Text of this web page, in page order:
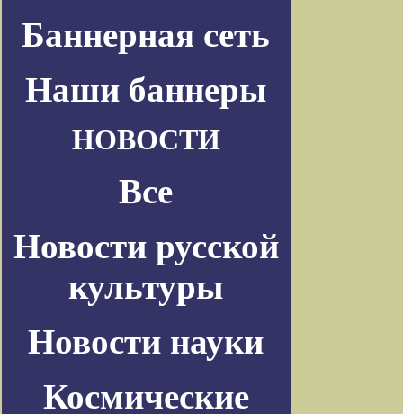
Баннерная сеть
Наши баннеры
НОВОСТИ
Все
Новости русской
культуры
Новости науки
Космические